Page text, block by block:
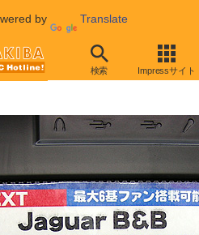
by Translate
検索 Impressサイト
2009年5月30日号